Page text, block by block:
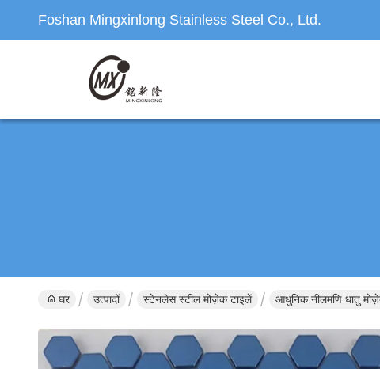
Foshan Mingxinlong Stainless Steel Co., Ltd.
घर उत्पादों स्टेनलेस स्टील मोज़ेक टाइलें आधुनिक नीलमणि धातु